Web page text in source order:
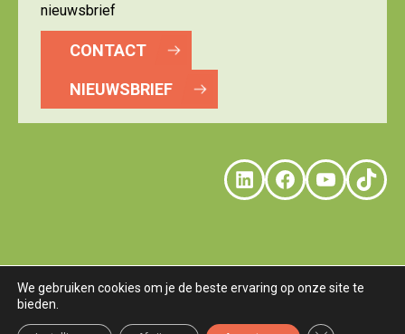
nieuwsbrief
CONTACT
NIEUWSBRIEF
LinkedIn
Facebook
© LOGISTICS VALLEY
TERMS
We gebruiken cookies om je de beste ervaring op onze site te
bieden.